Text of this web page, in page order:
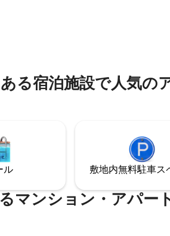
る宿泊施設で人気の
ル 敷地内無料駐⁠車ス⁠
マンション・アパー